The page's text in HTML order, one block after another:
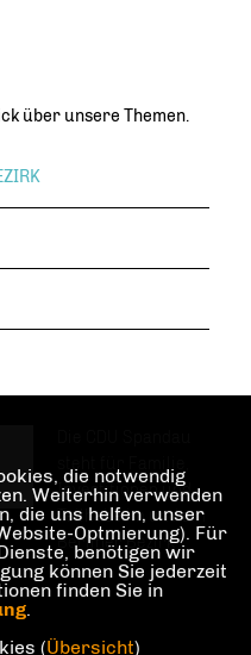
über unsere Themen.
Investitionen und
Teilhabe im und am
Berliner Bezirk
die notwendig
Weiterhin verwenden
die uns helfen, unser
Optmierung). Für
benötigen wir
können Sie jederzeit
finden Sie in
.
(Übersicht)